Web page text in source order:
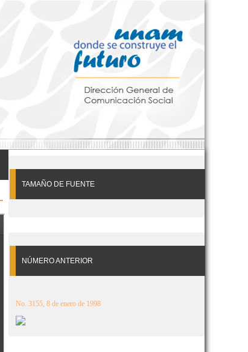
TAMAÑO DE FUENTE
NÚMERO ANTERIOR
No. 3155, 8 de enero de 1998